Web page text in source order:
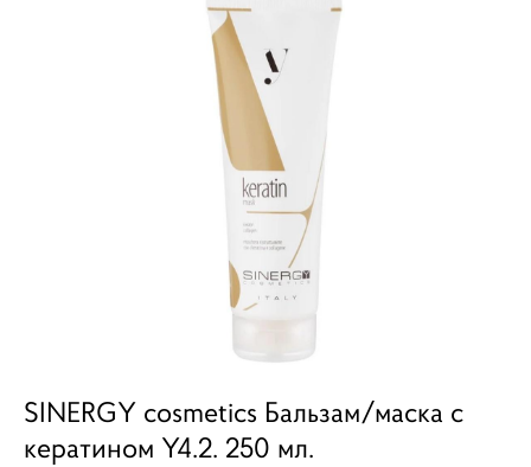
SINERGY cosmetics Бальзам/маска с
кератином Y4.2. 250 мл.